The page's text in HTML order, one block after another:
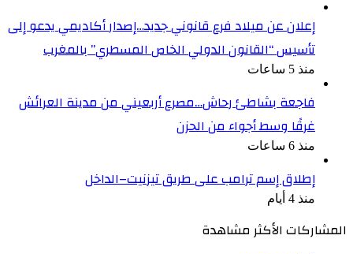
إعلان عن ميلاد فرع قانوني جديد…إصدار أكاديمي يدعو إلى
تأسيس “القانون الدولي الخاص المسطري” بالمغرب
منذ 5 ساعات
فاجعة بشاطئ رحاش…مصرع أربعيني من مدينة العرائش
غرقًا وسط أجواء من الحزن
منذ 6 ساعات
إطلاق إسم ترامب على طريق تيزنيت–الداخل
منذ 4 أيام
المشاركات الأكثر مشاهدة